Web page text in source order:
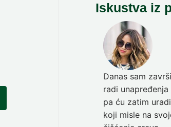
Iskustva iz
Danas sam
radi
pa ću zatim
koji misle na